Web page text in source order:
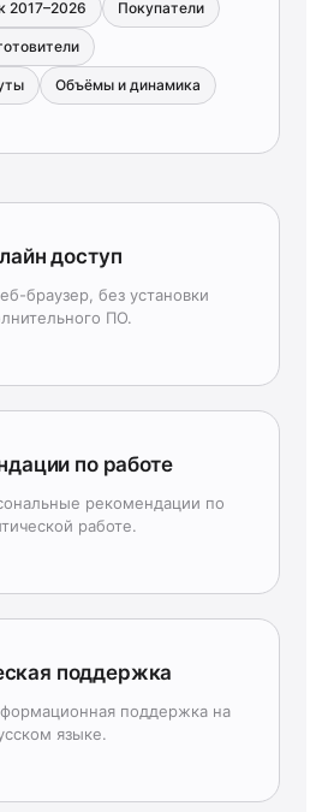
2017–2026 Покупатели
Объёмы и динамика
доступ
браузер, без установки
ПО.
по работе
рекомендации по
работе.
поддержка
поддержка на
языке.